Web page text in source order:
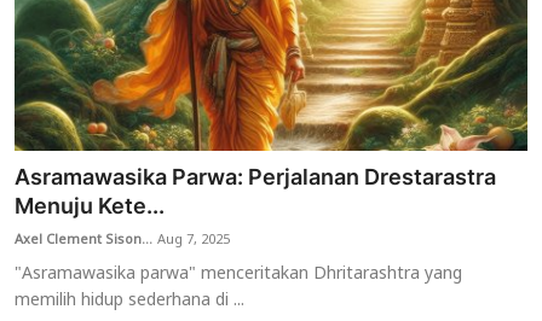
Asramawasika Parwa: Perjalanan Drestarastra
Menuju Kete...
Axel Clement Sison...Aug 7, 2025
"Asramawasika parwa" menceritakan Dhritarashtra yang
memilih hidup sederhana di ...